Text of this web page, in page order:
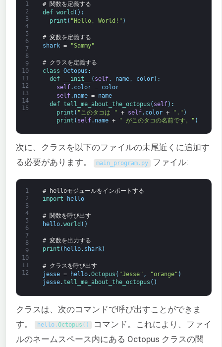
1
2
3
4
5
6
7
8
9
10
11
12
13
14
15
# 関数を定義する
def world ( ) :
print ( "Hello, World!" )
# 変数を定義する
shark = "Sammy"
# クラスを定義する
class Octopus :
def
__init__ ( self, name, color) :
self. color =
color
self. name =
name
def tell_me_about_the_octopus ( self) :
print ( "このタコは " + self. color + "." )
print ( self. name + " がこのタコの名前です。" )
次に、クラスを以下のファイルの末尾近くに追加す
る必要があります。
main_program. py ファイル:
1
2
3
4
5
6
7
8
9
10
11
12
# helloモジュールをインポートする
import
hello
# 関数を呼び出す
hello.world ( )
# 変数を出力する
print ( hello. shark)
# クラスを呼び出す
jesse = hello.Octopus ( "Jesse" , "orange" )
jesse.tell_me_about_the_octopus ( )
クラスは、次のコマンドで呼び出すことができま
す。
hello.Octopus ( ) コマンド。これにより、ファイ
ルのネームスペース内にある Octopus クラスの関